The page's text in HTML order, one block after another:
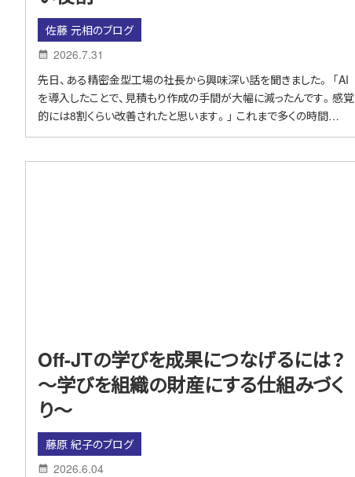
佐藤 元相のブログ
2026.7.31
先日、ある精密金型工場の社長から興味深い話を聞きました。 「AI
を導入したことで、見積もり作成の手間が大幅に減ったんです。感覚
的には8割くらい改善されたと思います。」 これまで多くの時間…
Off-JTの学びを成果につなげるには？
～学びを組織の財産にする仕組みづく
り～
藤原 紀子のブログ
2026.6.04